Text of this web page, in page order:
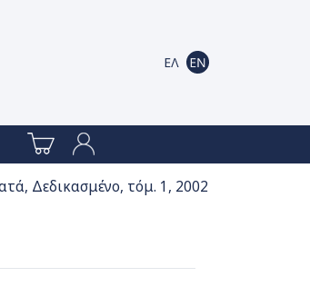
Δεδικασμένο, τόμ. 1, 2002